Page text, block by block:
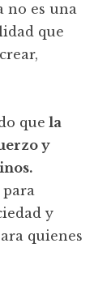
no es una
que
que la
y
y
quienes